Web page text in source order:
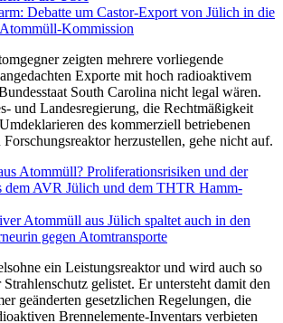
Debatte um Castor-Export von Jülich in die
Kommission
zeigten mehrere vorliegende
Exporte mit hoch radioaktivem
South Carolina nicht legal wären.
und Landesregierung, die Rechtmäßigkeit
des kommerziell betriebenen
herzustellen, gehe nicht auf.
Atommüll? Proliferationsrisiken und der
dem AVR Jülich und dem THTR Hamm-
Atommüll aus Jülich spaltet auch in den
gegen Atomtransporte
ein Leistungsreaktor und wird auch so
gelistet. Er untersteht damit den
geänderten gesetzlichen Regelungen, die
Brennelemente-Inventars verbieten